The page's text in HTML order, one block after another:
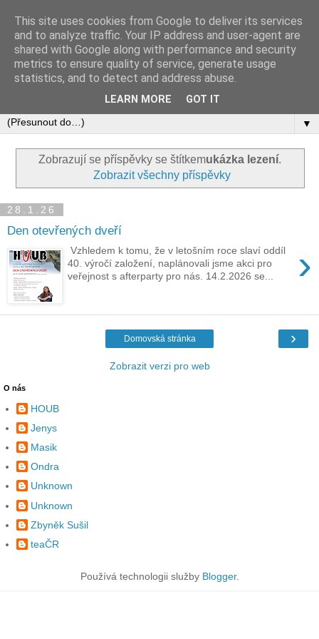
▼
Zobrazují se příspěvky se štítkemukázka lezení.
Zobrazit všechny příspěvky
28.1.26
Den otevřených dveří
›
Vzhledem k tomu, že v letošním roce slaví oddíl
40. výročí založení, naplánovali jsme akci pro
veřejnost s afterparty pro nás. 14.2.2026 se...
›
Domovská stránka
Zobrazit verzi pro web
O nás
HOUB
Jenys
Masik
Ondra
Unknown
Unknown
Zbyněk Sušil
teaČR
Používá technologii služby Blogger.
This site uses cookies from Google to deliver its services
and to analyze traffic. Your IP address and user-agent are
shared with Google along with performance and security
metrics to ensure quality of service, generate usage
statistics, and to detect and address abuse.
LEARN MORE GOT IT